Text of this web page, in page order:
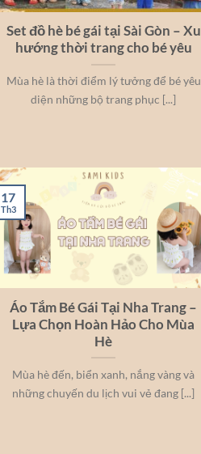
Set đồ hè bé gái tại Sài Gòn – Xu
hướng thời trang cho bé yêu
Mùa hè là thời điểm lý tưởng để bé yêu
diện những bộ trang phục [...]
Áo Tắm Bé Gái Tại Nha Trang –
Lựa Chọn Hoàn Hảo Cho Mùa
Hè
Mùa hè đến, biển xanh, nắng vàng và
những chuyến du lịch vui vẻ đang [...]
17
Th3